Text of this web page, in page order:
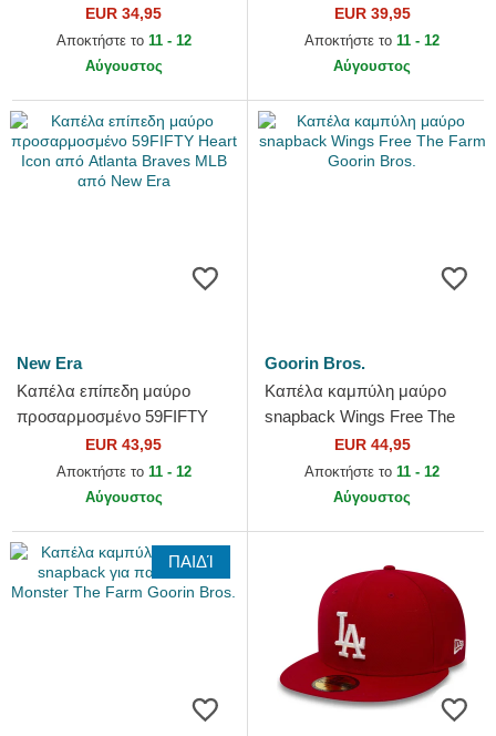
New York Yankees MLB από
New Era
EUR 34,95
Αποκτήστε το 11 - 12
Αύγουστος
The Farm Goorin Bros.
EUR 39,95
Αποκτήστε το 11 - 12
Αύγουστος
New Era
Καπέλα επίπεδη μαύρο
προσαρμοσμένο 59FIFTY
Heart Icon από Atlanta
Braves MLB από New Era
EUR 43,95
Αποκτήστε το 11 - 12
Αύγουστος
Goorin Bros.
Καπέλα καμπύλη μαύρο
snapback Wings Free The
Farm Goorin Bros.
EUR 44,95
Αποκτήστε το 11 - 12
Αύγουστος
ΠΑΙΔΊ